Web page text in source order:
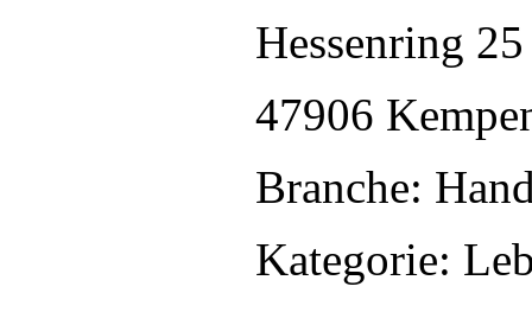
Hessenring 25
47906
Branche:
Kategorie: